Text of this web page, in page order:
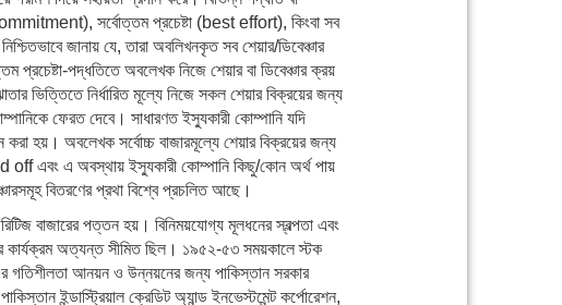
সর্বোত্তম প্রচেষ্টা (best effort), কিংবা সব
জানায় যে, তারা অবলিখনকৃত সব শেয়ার/ডিবেঞ্চার
প্রচেষ্টা-পদ্ধতিতে অবলেখক নিজে শেয়ার বা ডিবেঞ্চার ক্রয়
ভিত্তিতে নির্ধারিত মূল্যে নিজে সকল শেয়ার বিক্রয়ের জন্য
ফেরত দেবে। সাধারণত ইস্যুকারী কোম্পানি যদি
হয়। অবলেখক সর্বোচ্চ বাজারমূল্যে শেয়ার বিক্রয়ের জন্য
off এবং এ অবস্থায় ইস্যুকারী কোম্পানি কিছু/কোন অর্থ পায়
বিতরণের প্রথা বিশ্বে প্রচলিত আছে।
বাজারের পত্তন হয়। বিনিময়যোগ্য মূলধনের স্বল্পতা এবং
কার্যক্রম অত্যন্ত সীমিত ছিল। ১৯৫২-৫৩ সময়কালে স্টক
গতিশীলতা আনয়ন ও উন্নয়নের জন্য পাকিস্তান সরকার
ইন্ডাস্ট্রিয়াল ক্রেডিট অ্যান্ড ইনভেস্টমেন্ট কর্পোরেশন,